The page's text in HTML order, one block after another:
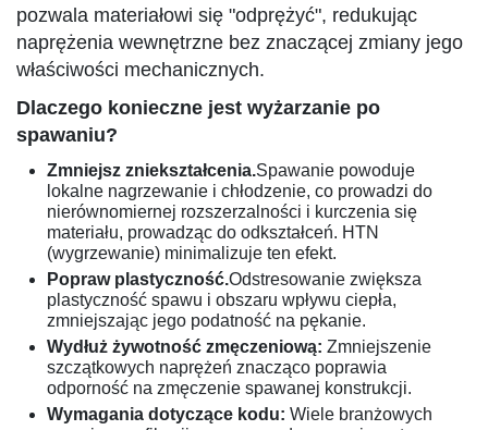
pozwala materiałowi się "odprężyć", redukując
naprężenia wewnętrzne bez znaczącej zmiany jego
właściwości mechanicznych.
Dlaczego konieczne jest wyżarzanie po
spawaniu?
Zmniejsz zniekształcenia.Spawanie powoduje
lokalne nagrzewanie i chłodzenie, co prowadzi do
nierównomiernej rozszerzalności i kurczenia się
materiału, prowadząc do odkształceń. HTN
(wygrzewanie) minimalizuje ten efekt.
Popraw plastyczność.Odstresowanie zwiększa
plastyczność spawu i obszaru wpływu ciepła,
zmniejszając jego podatność na pękanie.
Wydłuż żywotność zmęczeniową: Zmniejszenie
szczątkowych naprężeń znacząco poprawia
odporność na zmęczenie spawanej konstrukcji.
Wymagania dotyczące kodu: Wiele branżowych